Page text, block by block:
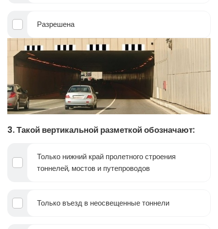
Разрешена
3. Такой вертикальной разметкой обозначают:
Только нижний край пролетного строения
тоннелей, мостов и путепроводов
Только въезд в неосвещенные тоннели